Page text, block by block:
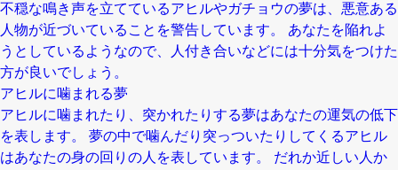
不穏な鳴き声を立てているアヒルやガチョウの夢は、悪意ある
人物が近づいていることを警告しています。 あなたを陥れよ
うとしているようなので、人付き合いなどには十分気をつけた
方が良いでしょう。
アヒルに噛まれる夢
アヒルに噛まれたり、突かれたりする夢はあなたの運気の低下
を表します。 夢の中で噛んだり突っついたりしてくるアヒル
はあなたの身の回りの人を表しています。 だれか近しい人か